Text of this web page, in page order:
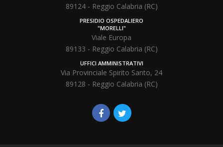
89124 - Reggio Calabria (RC)
PRESIDIO OSPEDALIERO
"MORELLI"
Viale Europa
89133 - Reggio Calabria (RC)
UFFICI AMMINISTRATIVI
Via Provinciale Spirito Santo, 24
89128 - Reggio Calabria (RC)